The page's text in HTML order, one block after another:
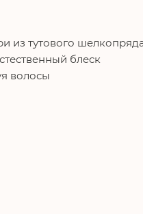
из тутового
блеск
волосы